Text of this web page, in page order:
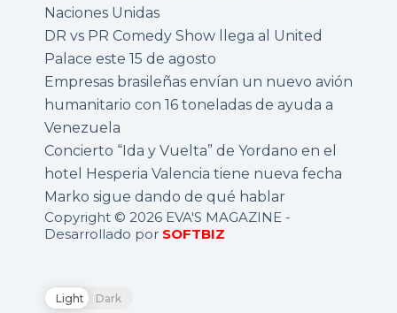
Naciones Unidas
DR vs PR Comedy Show llega al United
Palace este 15 de agosto
Empresas brasileñas envían un nuevo avión
humanitario con 16 toneladas de ayuda a
Venezuela
Concierto “Ida y Vuelta” de Yordano en el
hotel Hesperia Valencia tiene nueva fecha
Marko sigue dando de qué hablar
Copyright © 2026 EVA'S MAGAZINE -
Desarrollado por SOFTBIZ
Light Dark